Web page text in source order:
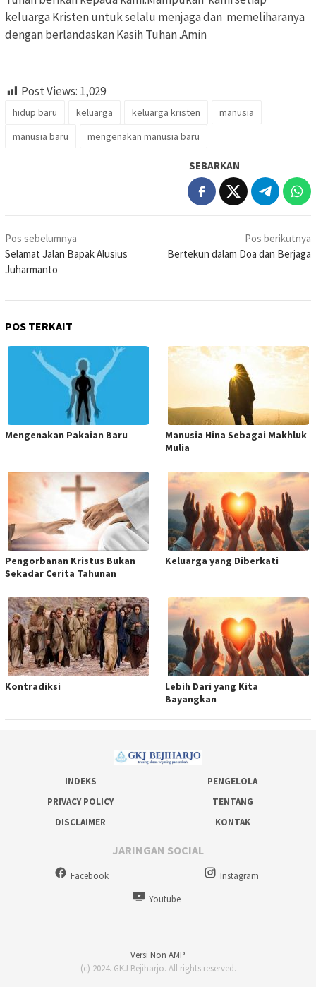
keluarga Kristen untuk selalu menjaga dan memeliharanya
dengan berlandaskan Kasih Tuhan .Amin
Post Views: 1,029
hidup baru keluarga keluarga kristen
manusia
manusia baru
mengenakan manusia baru
SEBARKAN
Navigasi
pos
Pos sebelumnya
Selamat Jalan Bapak Alusius
Juharmanto
Pos berikutnya
Bertekun dalam Doa dan Berjaga
POS TERKAIT
Mengenakan Pakaian Baru
Manusia Hina Sebagai Makhluk
Mulia
Pengorbanan Kristus Bukan
Sekadar Cerita Tahunan
Keluarga yang Diberkati
Kontradiksi
Lebih Dari yang Kita
Bayangkan
INDEKS
PENGELOLA
PRIVACY POLICY
TENTANG
DISCLAIMER
KONTAK
JARINGAN SOCIAL
Facebook
Instagram
Youtube
Versi Non AMP
(c) 2024. GKJ Bejiharjo. All rights reserved.